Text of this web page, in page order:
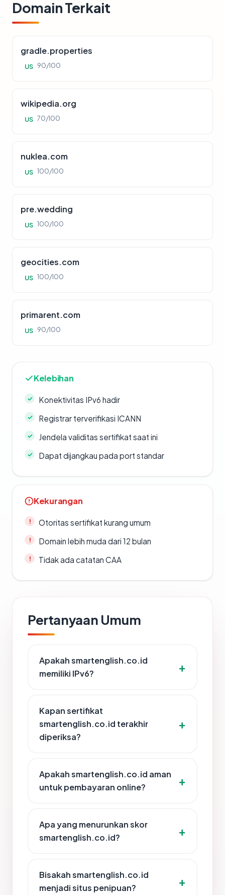
Domain Terkait
gradle.properties
US 90/100
wikipedia.org
US 70/100
nuklea.com
US 100/100
pre.wedding
US 100/100
geocities.com
US 100/100
primarent.com
US 90/100
Kelebihan
Konektivitas IPv6 hadir
Registrar terverifikasi ICANN
Jendela validitas sertifikat saat ini
Dapat dijangkau pada port standar
Kekurangan
Otoritas sertifikat kurang umum
Domain lebih muda dari 12 bulan
Tidak ada catatan CAA
Pertanyaan Umum
Apakah smartenglish.co.id
memiliki IPv6?
Kapan sertifikat
smartenglish.co.id terakhir
diperiksa?
Apakah smartenglish.co.id aman
untuk pembayaran online?
Apa yang menurunkan skor
smartenglish.co.id?
Bisakah smartenglish.co.id
menjadi situs penipuan?